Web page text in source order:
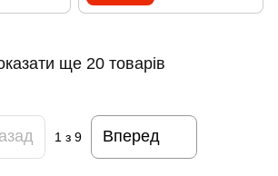
ще 20 товарів
1 з 9 Вперед